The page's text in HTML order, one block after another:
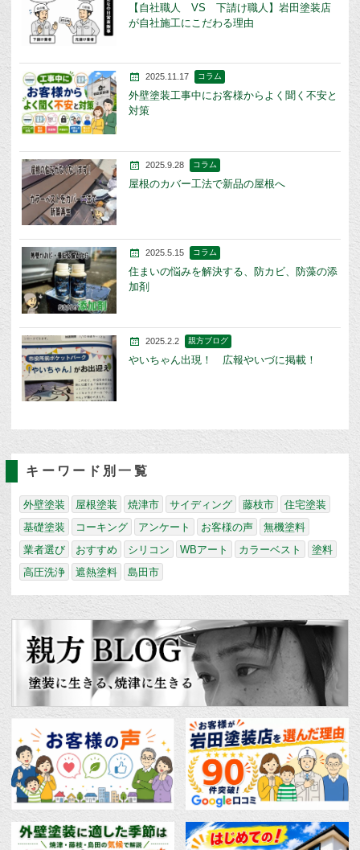
【自社職人 VS 下請け職人】岩田塗装店
が自社施工にこだわる理由
2025.11.17 コラム
外壁塗装工事中にお客様からよく聞く不安と
対策
2025.9.28 コラム
屋根のカバー工法で新品の屋根へ
2025.5.15 コラム
住まいの悩みを解決する、防カビ、防藻の添
加剤
2025.2.2 親方ブログ
やいちゃん出現！ 広報やいづに掲載！
キーワード別一覧
外壁塗装 屋根塗装 焼津市 サイディング 藤枝市
住宅塗装
基礎塗装
コーキング アンケート お客様の声
無機塗料
業者選び
おすすめ シリコン WBアート カラーベスト
塗料
高圧洗浄
遮熱塗料 島田市